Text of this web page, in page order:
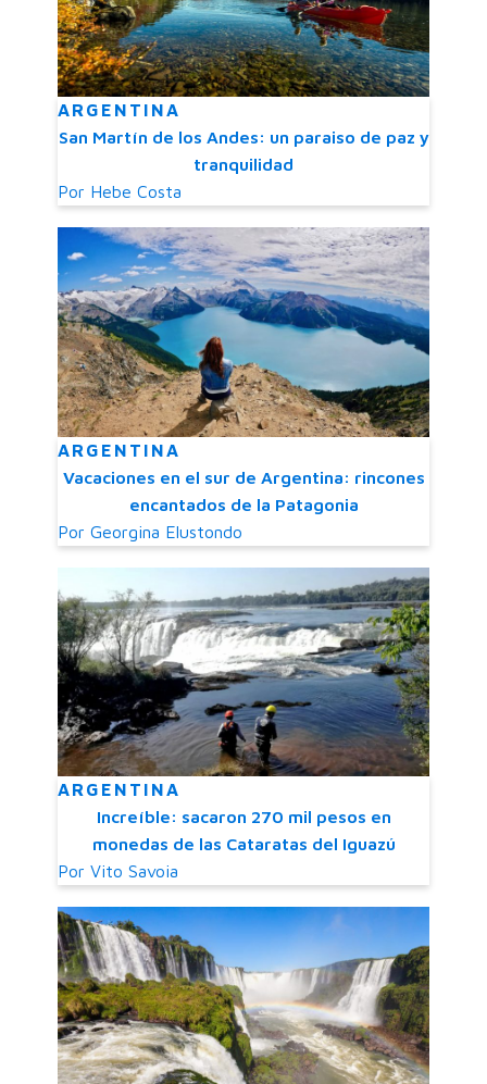
ARGENTINA
San Martín de los Andes: un paraiso de paz y
tranquilidad
Por Hebe Costa
ARGENTINA
Vacaciones en el sur de Argentina: rincones
encantados de la Patagonia
Por Georgina Elustondo
ARGENTINA
Increíble: sacaron 270 mil pesos en
monedas de las Cataratas del Iguazú
Por Vito Savoia